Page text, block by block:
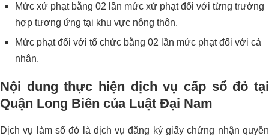
Mức xử phạt bằng 02 lần mức xử phạt đối với từng trường
hợp tương ứng tại khu vực nông thôn.
Mức phạt đối với tổ chức bằng 02 lần mức phạt đối với cá
nhân.
Nội dung thực hiện dịch vụ cấp sổ đỏ tại
Quận Long Biên của Luật Đại Nam
Dịch vụ làm sổ đỏ là dịch vụ đăng ký giấy chứng nhận quyền